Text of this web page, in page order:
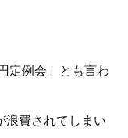
定例会」とも言わ
浪費されてしまい